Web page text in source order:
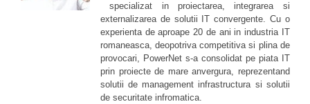
specializat in proiectarea, integrarea si
externalizarea de solutii IT convergente. Cu o
experienta de aproape 20 de ani in industria IT
romaneasca, deopotriva competitiva si plina de
provocari, PowerNet s-a consolidat pe piata IT
prin proiecte de mare anvergura, reprezentand
solutii de management infrastructura si solutii
de securitate infromatica.